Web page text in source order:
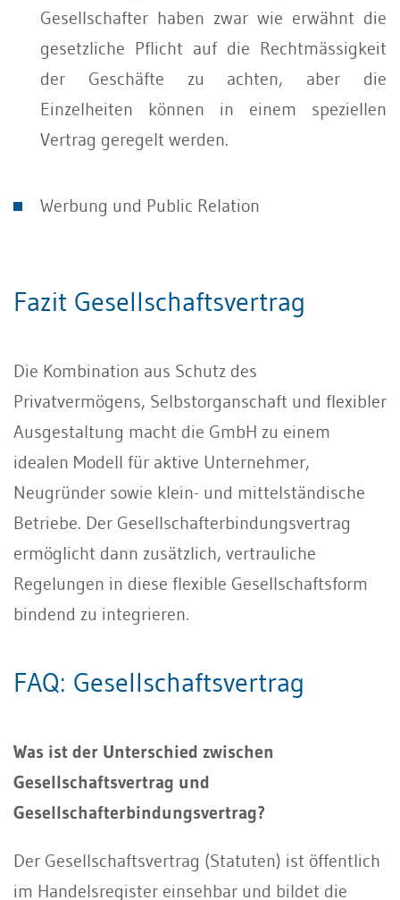
Gesellschafter haben zwar wie erwähnt die
gesetzliche Pflicht auf die Rechtmässigkeit
der Geschäfte zu achten, aber die
Einzelheiten können in einem speziellen
Vertrag geregelt werden.
Werbung und Public Relation
Fazit Gesellschaftsvertrag
Die Kombination aus Schutz des
Privatvermögens, Selbstorganschaft und flexibler
Ausgestaltung macht die GmbH zu einem
idealen Modell für aktive Unternehmer,
Neugründer sowie klein- und mittelständische
Betriebe. Der Gesellschafterbindungsvertrag
ermöglicht dann zusätzlich, vertrauliche
Regelungen in diese flexible Gesellschaftsform
bindend zu integrieren.
FAQ: Gesellschaftsvertrag
Was ist der Unterschied zwischen
Gesellschaftsvertrag und
Gesellschafterbindungsvertrag?
Der Gesellschaftsvertrag (Statuten) ist öffentlich
im Handelsregister einsehbar und bildet die